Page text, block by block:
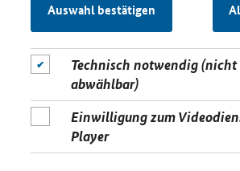
Auswahl bestätigen
Technisch notwendig (nicht
abwählbar)
Einwilligung zum
Player